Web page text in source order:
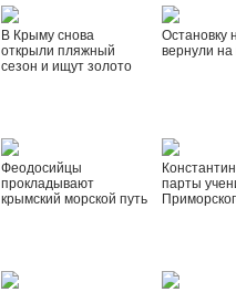
В Крыму снова
открыли пляжный
сезон и ищут золото
Остановку
вернули на
Феодосийцы
прокладывают
крымский морской путь
парты